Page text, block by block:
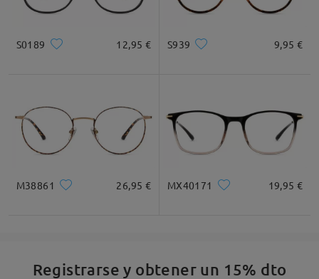
S0189 12,95 € S939 9,95 €
M38861 26,95 € MX40171 19,95 €
Registrarse y obtener un 15% dto